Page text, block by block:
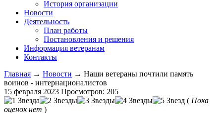
История организации
Новости
Деятельность
План работы
Постановления и решения
Информация ветеранам
Контакты
Главная → Новости → Наши ветераны почтили память
воинов - интернационалистов
15 февраля 2023 Просмотров: 205
( Пока
оценок нет )